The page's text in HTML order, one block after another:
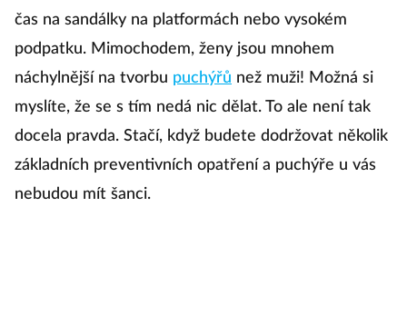
čas na sandálky na platformách nebo vysokém
podpatku. Mimochodem, ženy jsou mnohem
náchylnější na tvorbu puchýřů než muži! Možná si
myslíte, že se s tím nedá nic dělat. To ale není tak
docela pravda. Stačí, když budete dodržovat několik
základních preventivních opatření a puchýře u vás
nebudou mít šanci.